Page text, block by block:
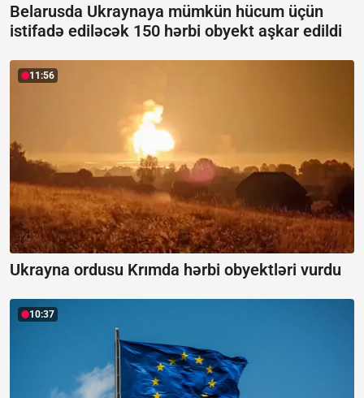
Belarusda Ukraynaya mümkün hücum üçün
istifadə ediləcək 150 hərbi obyekt aşkar edildi
11:56
Ukrayna ordusu Krımda hərbi obyektləri vurdu
10:37